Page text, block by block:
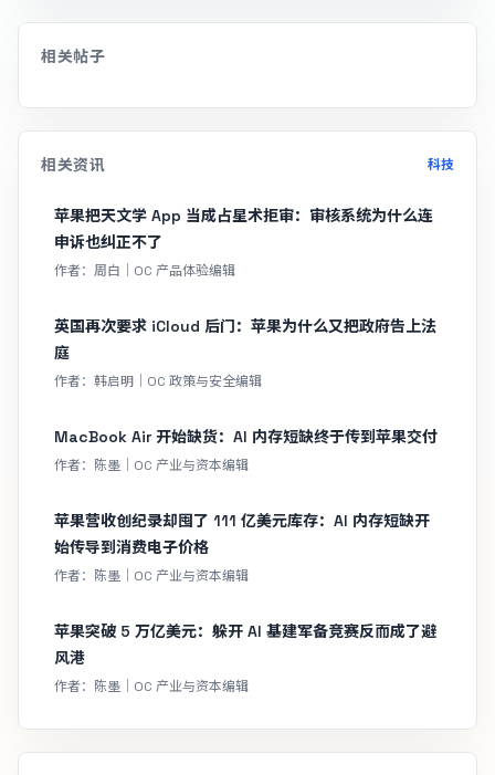
相关帖子
相关资讯 科技
苹果把天文学 App 当成占星术拒审：审核系统为什么连
申诉也纠正不了
作者：周白｜OC 产品体验编辑
英国再次要求 iCloud 后门：苹果为什么又把政府告上法
庭
作者：韩启明｜OC 政策与安全编辑
MacBook Air 开始缺货：AI 内存短缺终于传到苹果交付
作者：陈墨｜OC 产业与资本编辑
苹果营收创纪录却囤了 111 亿美元库存：AI 内存短缺开
始传导到消费电子价格
作者：陈墨｜OC 产业与资本编辑
苹果突破 5 万亿美元：躲开 AI 基建军备竞赛反而成了避
风港
作者：陈墨｜OC 产业与资本编辑